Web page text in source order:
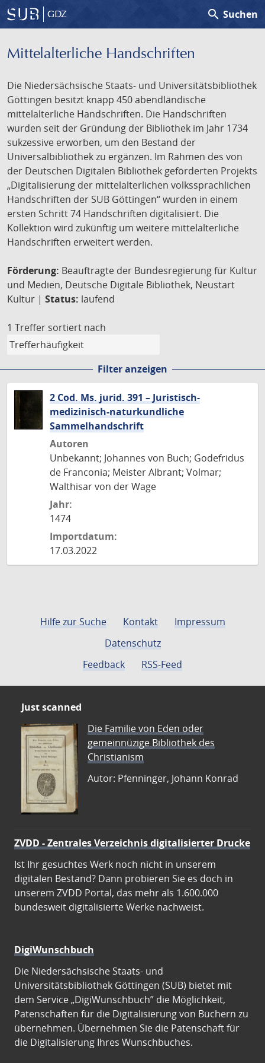
GDZ search Suchen
Mittelalterliche Handschriften
Die Niedersächsische Staats- und Universitätsbibliothek
Göttingen besitzt knapp 450 abendländische
mittelalterliche Handschriften. Die Handschriften
wurden seit der Gründung der Bibliothek im Jahr 1734
sukzessive erworben, um den Bestand der
Universalbibliothek zu ergänzen. Im Rahmen des von
der Deutschen Digitalen Bibliothek geförderten Projekts
„Digitalisierung der mittelalterlichen volkssprachlichen
Handschriften der SUB Göttingen“ wurden in einem
ersten Schritt 74 Handschriften digitalisiert. Die
Kollektion wird zukünftig um weitere mittelalterliche
Handschriften erweitert werden.
Förderung: Beauftragte der Bundesregierung für Kultur
und Medien, Deutsche Digitale Bibliothek, Neustart
Kultur | Status: laufend
1 Treffer sortiert nach
Filter anzeigen
2 Cod. Ms. jurid. 391 – Juristisch-
medizinisch-naturkundliche
Sammelhandschrift
Autoren
Unbekannt; Johannes von Buch; Godefridus
de Franconia; Meister Albrant; Volmar;
Walthisar von der Wage
Jahr:
1474
Importdatum:
17.03.2022
Hilfe zur Suche Kontakt
Impressum
Datenschutz
Feedback
RSS-Feed
Just scanned
Die Familie von Eden oder
gemeinnüzige Bibliothek des
Christianism
Autor: Pfenninger, Johann Konrad
ZVDD - Zentrales Verzeichnis digitalisierter Drucke
Ist Ihr gesuchtes Werk noch nicht in unserem
digitalen Bestand? Dann probieren Sie es doch in
unserem ZVDD Portal, das mehr als 1.600.000
bundesweit digitalisierte Werke nachweist.
DigiWunschbuch
Die Niedersächsische Staats- und
Universitätsbibliothek Göttingen (SUB) bietet mit
dem Service „DigiWunschbuch” die Möglichkeit,
Patenschaften für die Digitalisierung von Büchern zu
übernehmen. Übernehmen Sie die Patenschaft für
die Digitalisierung Ihres Wunschbuches.